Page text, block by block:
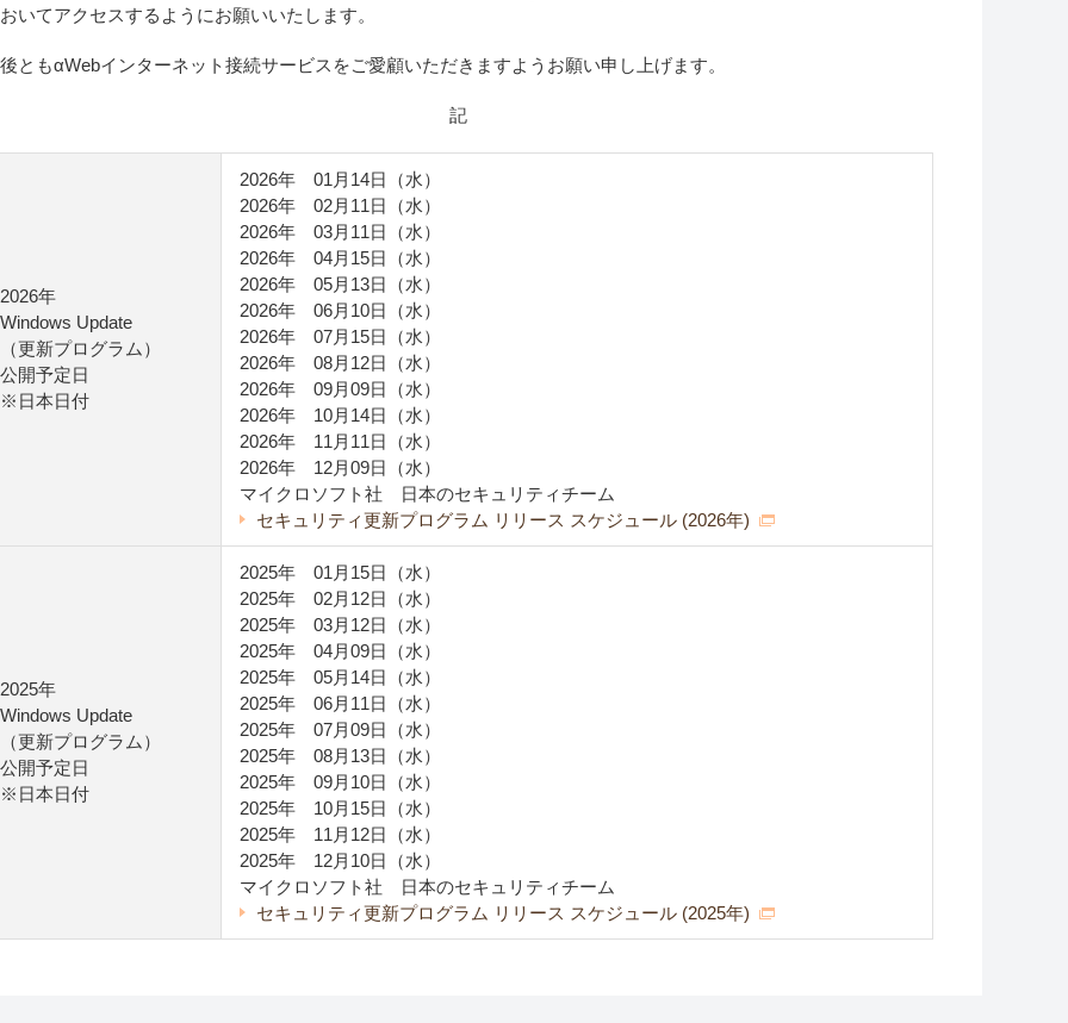
いてアクセスするようにお願いいたします。
ともαWebインターネット接続サービスをご愛顧いただきますようお願い申し上げます。
記
2026年
Windows Update
（更新プログラム）
公開予定日
※日本日付
2026年 01月14日（水）
2026年 02月11日（水）
2026年 03月11日（水）
2026年 04月15日（水）
2026年 05月13日（水）
2026年 06月10日（水）
2026年 07月15日（水）
2026年 08月12日（水）
2026年 09月09日（水）
2026年 10月14日（水）
2026年 11月11日（水）
2026年 12月09日（水）
マイクロソフト社 日本のセキュリティチーム
セキュリティ更新プログラム リリース スケジュール (2026年)
2025年
Windows Update
（更新プログラム）
公開予定日
※日本日付
2025年 01月15日（水）
2025年 02月12日（水）
2025年 03月12日（水）
2025年 04月09日（水）
2025年 05月14日（水）
2025年 06月11日（水）
2025年 07月09日（水）
2025年 08月13日（水）
2025年 09月10日（水）
2025年 10月15日（水）
2025年 11月12日（水）
2025年 12月10日（水）
マイクロソフト社 日本のセキュリティチーム
セキュリティ更新プログラム リリース スケジュール (2025年)